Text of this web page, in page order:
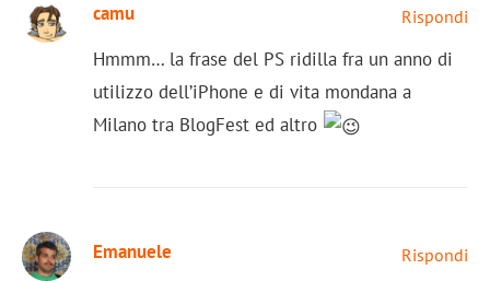
camu Rispondi
Hmmm… la frase del PS ridilla fra un anno di
utilizzo dell’iPhone e di vita mondana a
Milano tra BlogFest ed altro
Emanuele Rispondi